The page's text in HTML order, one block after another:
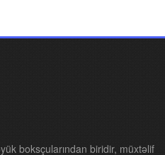
boksçularından biridir, müxtəlif